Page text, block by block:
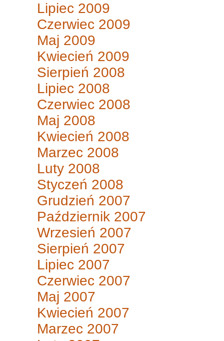
Lipiec 2009
Czerwiec 2009
Maj 2009
Kwiecień 2009
Sierpień 2008
Lipiec 2008
Czerwiec 2008
Maj 2008
Kwiecień 2008
Marzec 2008
Luty 2008
Styczeń 2008
Grudzień 2007
Październik 2007
Wrzesień 2007
Sierpień 2007
Lipiec 2007
Czerwiec 2007
Maj 2007
Kwiecień 2007
Marzec 2007